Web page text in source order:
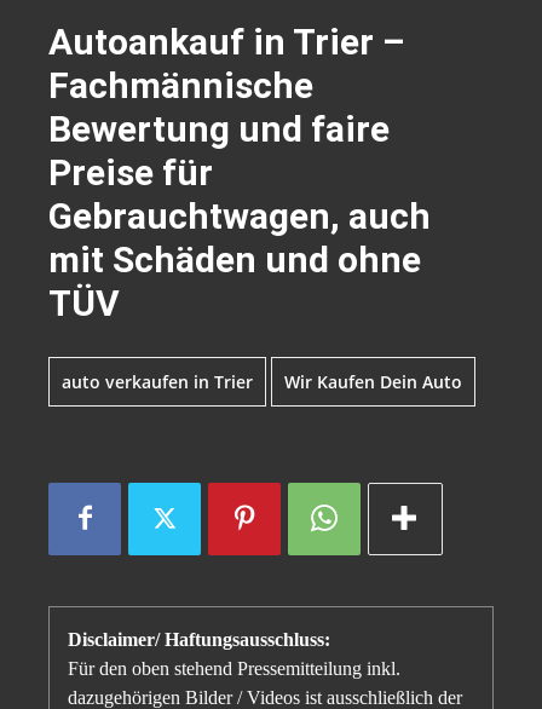
Autoankauf in Trier –
Fachmännische
Bewertung und faire
Preise für
Gebrauchtwagen, auch
mit Schäden und ohne
TÜV
auto verkaufen in Trier Wir Kaufen Dein Auto
Disclaimer/ Haftungsausschluss:
Für den oben stehend Pressemitteilung inkl.
dazugehörigen Bilder / Videos ist ausschließlich der